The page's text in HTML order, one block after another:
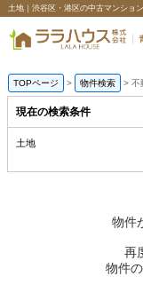
土地｜渋谷区・港区の中古マンショ
TOPページ > 物件検索 > 不
現在の検索条件
土地
物件
再
物件